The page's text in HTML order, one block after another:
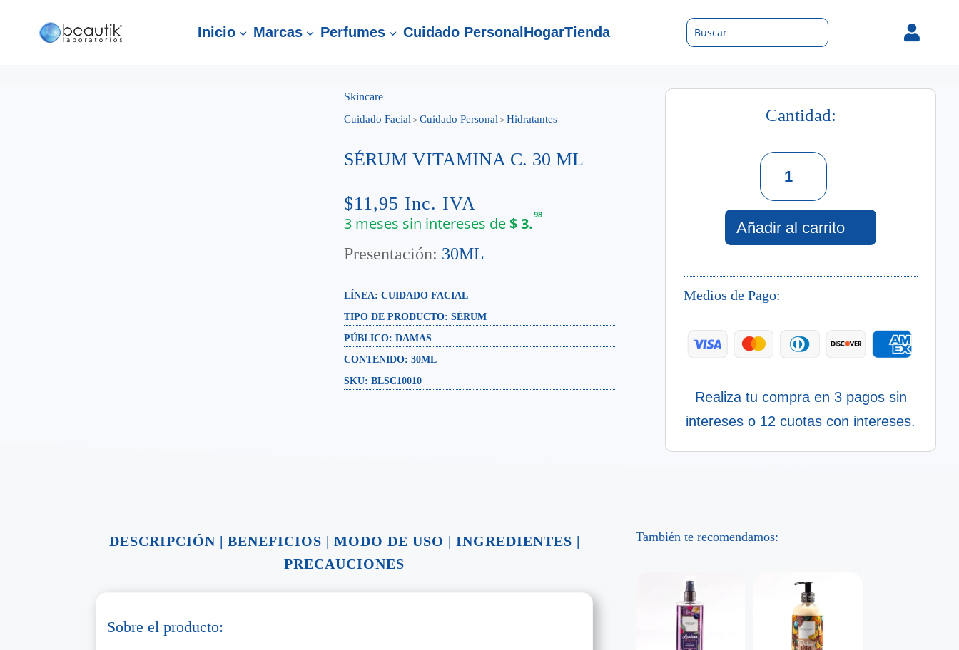
Inicio 3 Marcas 3 Perfumes 3 Cuidado Personal HogarTienda 
Skincare
Cuidado Facial >Cuidado Personal > Hidratantes
SÉRUM VITAMINA C. 30 ML
$11,95 Inc. IVA
3 meses sin intereses de$3.98
Presentación: 30ML
LÍNEA: CUIDADO FACIAL
TIPO DE PRODUCTO:SÉRUM
PÚBLICO:DAMAS
CONTENIDO:30ML
SKU: BLSC10010
Cantidad:
Sérum
Vitamina
C.
30
Ml
Añadir al carrito
Medios de Pago:
Realiza tu compra en 3 pagos sin
intereses o 12 cuotas con intereses.
DESCRIPCIÓN| BENEFICIOS | MODO DE USO | INGREDIENTES |
PRECAUCIONES
Sobre el producto:
También te recomendamos: